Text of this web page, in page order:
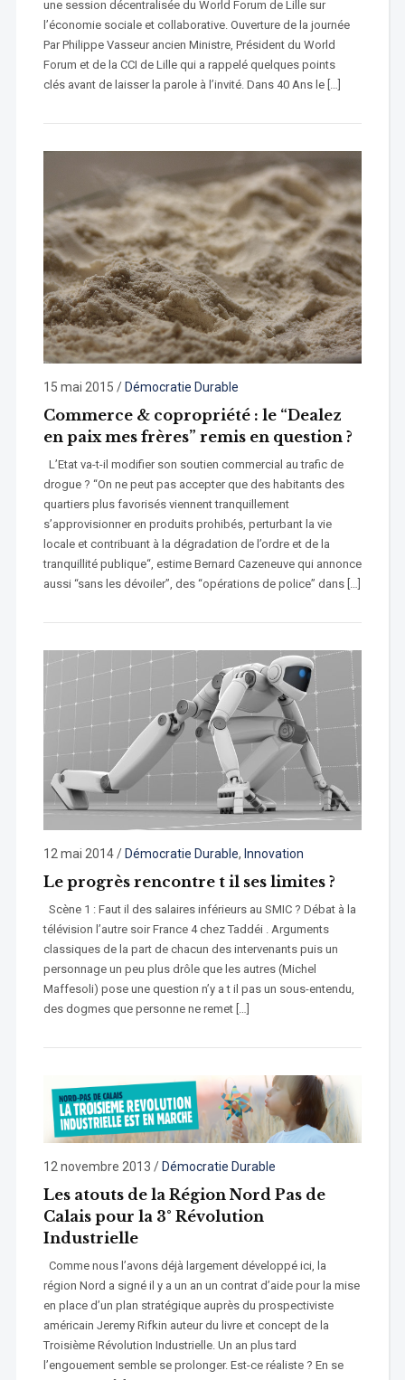
une session décentralisée du World Forum de Lille sur
l’économie sociale et collaborative. Ouverture de la journée
Par Philippe Vasseur ancien Ministre, Président du World
Forum et de la CCI de Lille qui a rappelé quelques points
clés avant de laisser la parole à l’invité. Dans 40 Ans le […]
15 mai 2015 / Démocratie Durable
Commerce & copropriété : le “Dealez
en paix mes frères” remis en question ?
L’Etat va-t-il modifier son soutien commercial au trafic de
drogue ? “On ne peut pas accepter que des habitants des
quartiers plus favorisés viennent tranquillement
s’approvisionner en produits prohibés, perturbant la vie
locale et contribuant à la dégradation de l’ordre et de la
tranquillité publique“, estime Bernard Cazeneuve qui annonce
aussi “sans les dévoiler”, des “opérations de police” dans […]
12 mai 2014/ Démocratie Durable, Innovation
Le progrès rencontre t il ses limites ?
Scène 1 : Faut il des salaires inférieurs au SMIC ? Débat à la
télévision l’autre soir France 4 chez Taddéi . Arguments
classiques de la part de chacun des intervenants puis un
personnage un peu plus drôle que les autres (Michel
Maffesoli) pose une question n’y a t il pas un sous-entendu,
des dogmes que personne ne remet […]
12 novembre 2013 / Démocratie Durable
Les atouts de la Région Nord Pas de
Calais pour la 3° Révolution
Industrielle
Comme nous l’avons déjà largement développé ici, la
région Nord a signé il y a un an un contrat d’aide pour la mise
en place d’un plan stratégique auprès du prospectiviste
américain Jeremy Rifkin auteur du livre et concept de la
Troisième Révolution Industrielle. Un an plus tard
l’engouement semble se prolonger. Est-ce réaliste ? En se